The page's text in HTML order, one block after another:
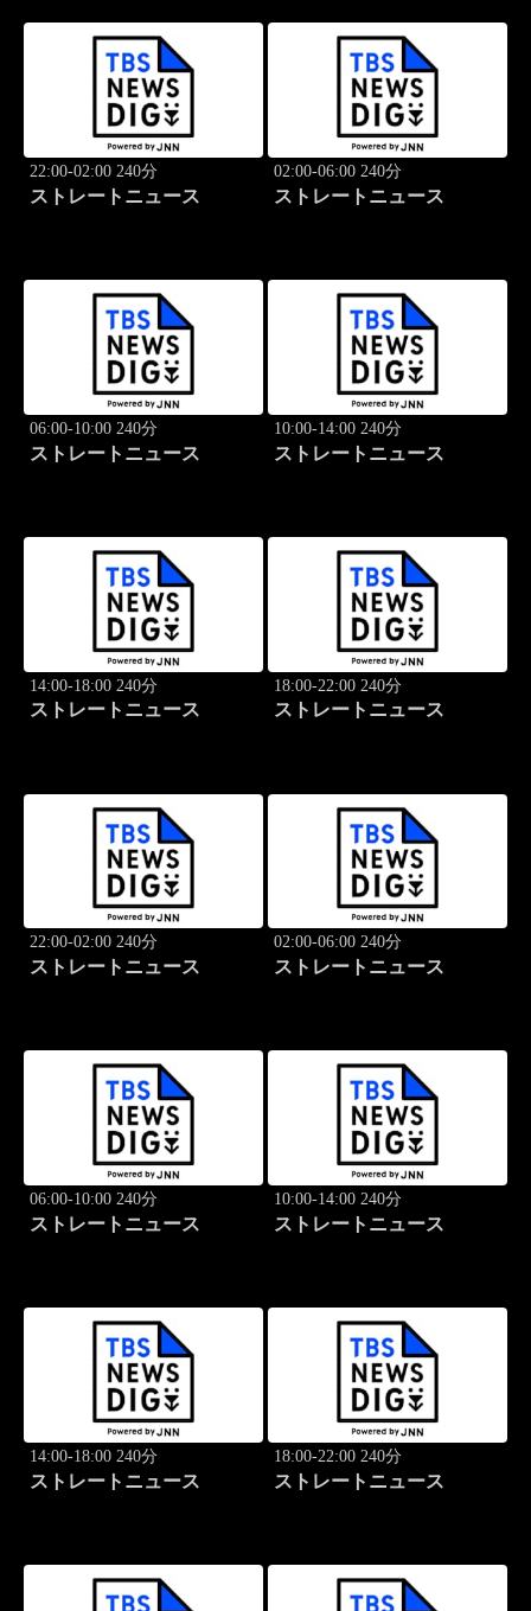
22:00-02:00 240分
ストレートニュース
02:00-06:00 240分
ストレートニュース
06:00-10:00 240分
ストレートニュース
10:00-14:00 240分
ストレートニュース
14:00-18:00 240分
ストレートニュース
18:00-22:00 240分
ストレートニュース
22:00-02:00 240分
ストレートニュース
02:00-06:00 240分
ストレートニュース
06:00-10:00 240分
ストレートニュース
10:00-14:00 240分
ストレートニュース
14:00-18:00 240分
ストレートニュース
18:00-22:00 240分
ストレートニュース